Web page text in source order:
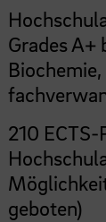
Grades A+
210
geboten)